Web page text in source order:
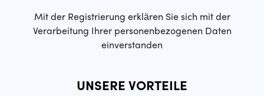
Mit der Registrierung erklären Sie sich mit der
Verarbeitung Ihrer personenbezogenen Daten
einverstanden
UNSERE VORTEILE